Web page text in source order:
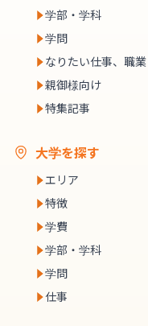
学部・学科
学問
なりたい仕事、職業
親御様向け
特集記事
大学を探す
エリア
特徴
学費
学部・学科
学問
仕事